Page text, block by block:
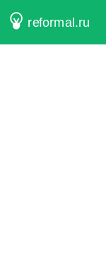
reformal.ru